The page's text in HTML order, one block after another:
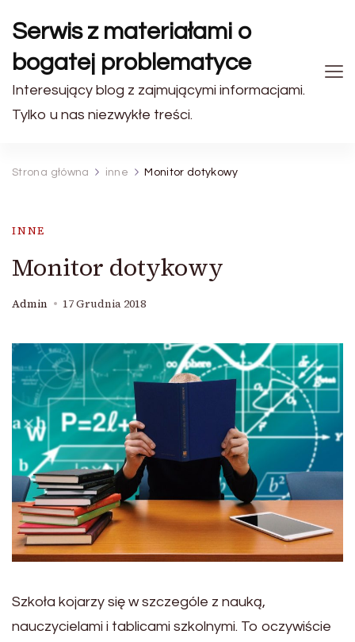
Serwis z materiałami o
bogatej problematyce
Interesujący blog z zajmującymi informacjami.
Tylko u nas niezwykłe treści.
Strona główna inne Monitor dotykowy
INNE
Monitor dotykowy
Admin 17 Grudnia 2018
Szkoła kojarzy się w szczególe z nauką,
nauczycielami i tablicami szkolnymi. To oczywiście